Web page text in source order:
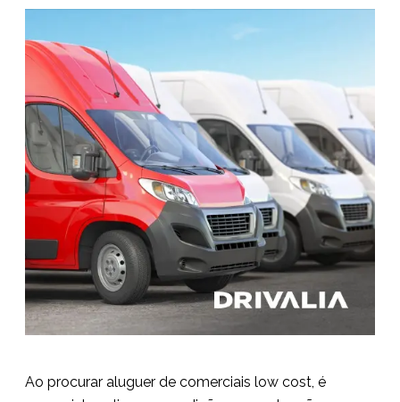
Ao procurar aluguer de comerciais low cost, é